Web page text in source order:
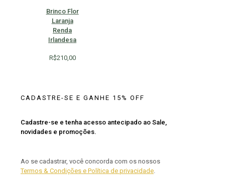
Brinco Flor
Laranja
Renda
Irlandesa
R$210,00
CADASTRE-SE E GANHE 15% OFF
Cadastre-se e tenha acesso antecipado ao Sale,
novidades e promoções.
Ao se cadastrar, você concorda com os nossos
Termos & Condições e Política de privacidade.